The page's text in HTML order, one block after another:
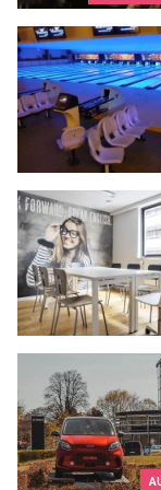
Bowlmaster
Tweens&Teens
Smart Center